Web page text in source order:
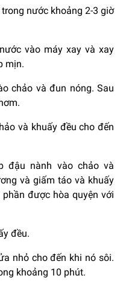
nước khoảng 2-3 giờ
vào máy xay và xay
mịn.
chảo và đun nóng. Sau
và khuấy đều cho đến
đậu nành vào chảo và
và giấm táo và khuấy
được hòa quyện với
đều.
nhỏ cho đến khi nó sôi.
khoảng 10 phút.